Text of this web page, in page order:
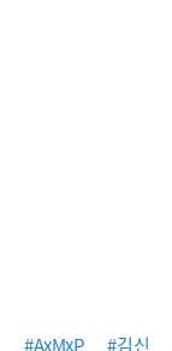
#AxMxP #김신